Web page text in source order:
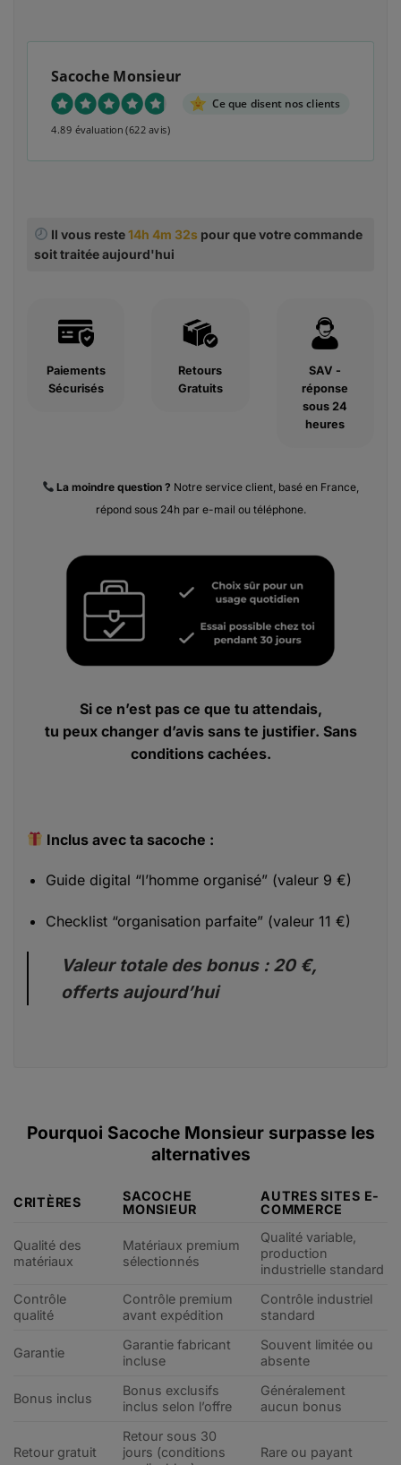
Sacoche Monsieur
Ce que disent nos clients
4.89 évaluation (622 avis)
Il vous reste14h 4m 31spour que votre commande
soit traitée aujourd'hui
Paiements
Sécurisés
Retours
Gratuits
SAV -
réponse
sous 24
heures
La moindre question ? Notre service client, basé en France,
répond sous 24h par e-mail ou téléphone.
Si ce n’est pas ce que tu attendais,
tu peux changer d’avis sans te justifier. Sans
conditions cachées.
Inclus avec ta sacoche :
Guide digital “l’homme organisé” (valeur 9 €)
Checklist “organisation parfaite” (valeur 11 €)
Valeur totale des bonus : 20 €,
offerts aujourd’hui
Pourquoi Sacoche Monsieur surpasse les
alternatives
CRITÈRES
SACOCHE
MONSIEUR
AUTRES SITES E-
COMMERCE
Qualité des
matériaux
Matériaux premium
sélectionnés
Qualité variable,
production
industrielle standard
Contrôle
qualité
Contrôle premium
avant expédition
Contrôle industriel
standard
Garantie
Garantie fabricant
incluse
Souvent limitée ou
absente
Bonus inclus
Bonus exclusifs
inclus selon l’offre
Généralement
aucun bonus
Retour gratuit
Retour sous 30
jours (conditions
Rare ou payant